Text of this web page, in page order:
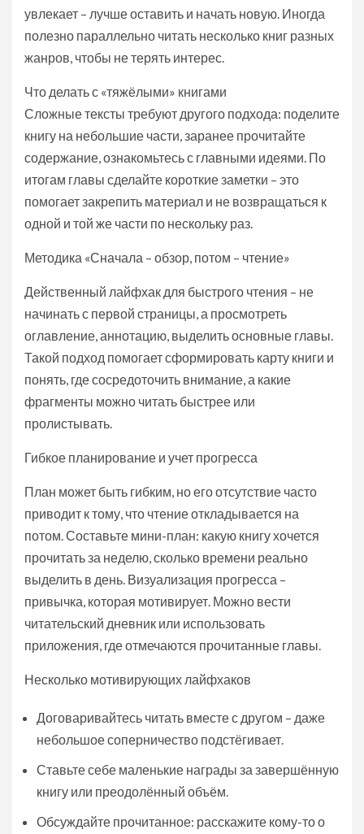
увлекает – лучше оставить и начать новую. Иногда
полезно параллельно читать несколько книг разных
жанров, чтобы не терять интерес.
Что делать с «тяжёлыми» книгами
Сложные тексты требуют другого подхода: поделите
книгу на небольшие части, заранее прочитайте
содержание, ознакомьтесь с главными идеями. По
итогам главы сделайте короткие заметки – это
помогает закрепить материал и не возвращаться к
одной и той же части по нескольку раз.
Методика «Сначала – обзор, потом – чтение»
Действенный лайфхак для быстрого чтения – не
начинать с первой страницы, а просмотреть
оглавление, аннотацию, выделить основные главы.
Такой подход помогает сформировать карту книги и
понять, где сосредоточить внимание, а какие
фрагменты можно читать быстрее или
пролистывать.
Гибкое планирование и учет прогресса
План может быть гибким, но его отсутствие часто
приводит к тому, что чтение откладывается на
потом. Составьте мини-план: какую книгу хочется
прочитать за неделю, сколько времени реально
выделить в день. Визуализация прогресса –
привычка, которая мотивирует. Можно вести
читательский дневник или использовать
приложения, где отмечаются прочитанные главы.
Несколько мотивирующих лайфхаков
Договаривайтесь читать вместе с другом – даже
небольшое соперничество подстёгивает.
Ставьте себе маленькие награды за завершённую
книгу или преодолённый объём.
Обсуждайте прочитанное: расскажите кому-то о